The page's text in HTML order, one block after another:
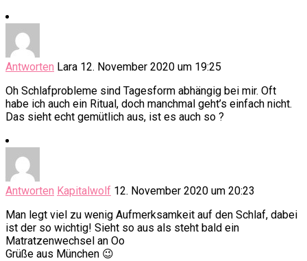
Antworten Lara 12. November 2020 um 19:25
Oh Schlafprobleme sind Tagesform abhängig bei mir. Oft
habe ich auch ein Ritual, doch manchmal geht’s einfach nicht.
Das sieht echt gemütlich aus, ist es auch so ?
Antworten Kapitalwolf 12. November 2020 um 20:23
Man legt viel zu wenig Aufmerksamkeit auf den Schlaf, dabei
ist der so wichtig! Sieht so aus als steht bald ein
Matratzenwechsel an Oo
Grüße aus München 😉